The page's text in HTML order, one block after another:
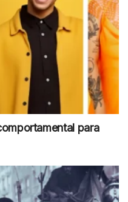
para